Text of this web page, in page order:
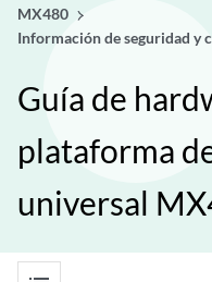
MX480
Información de seguridad y
Guía de
plataforma
universal